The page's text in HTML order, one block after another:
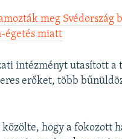
meg Svédország
égetés miatt
intézményt utasított
erőket, több
hogy a fokozott